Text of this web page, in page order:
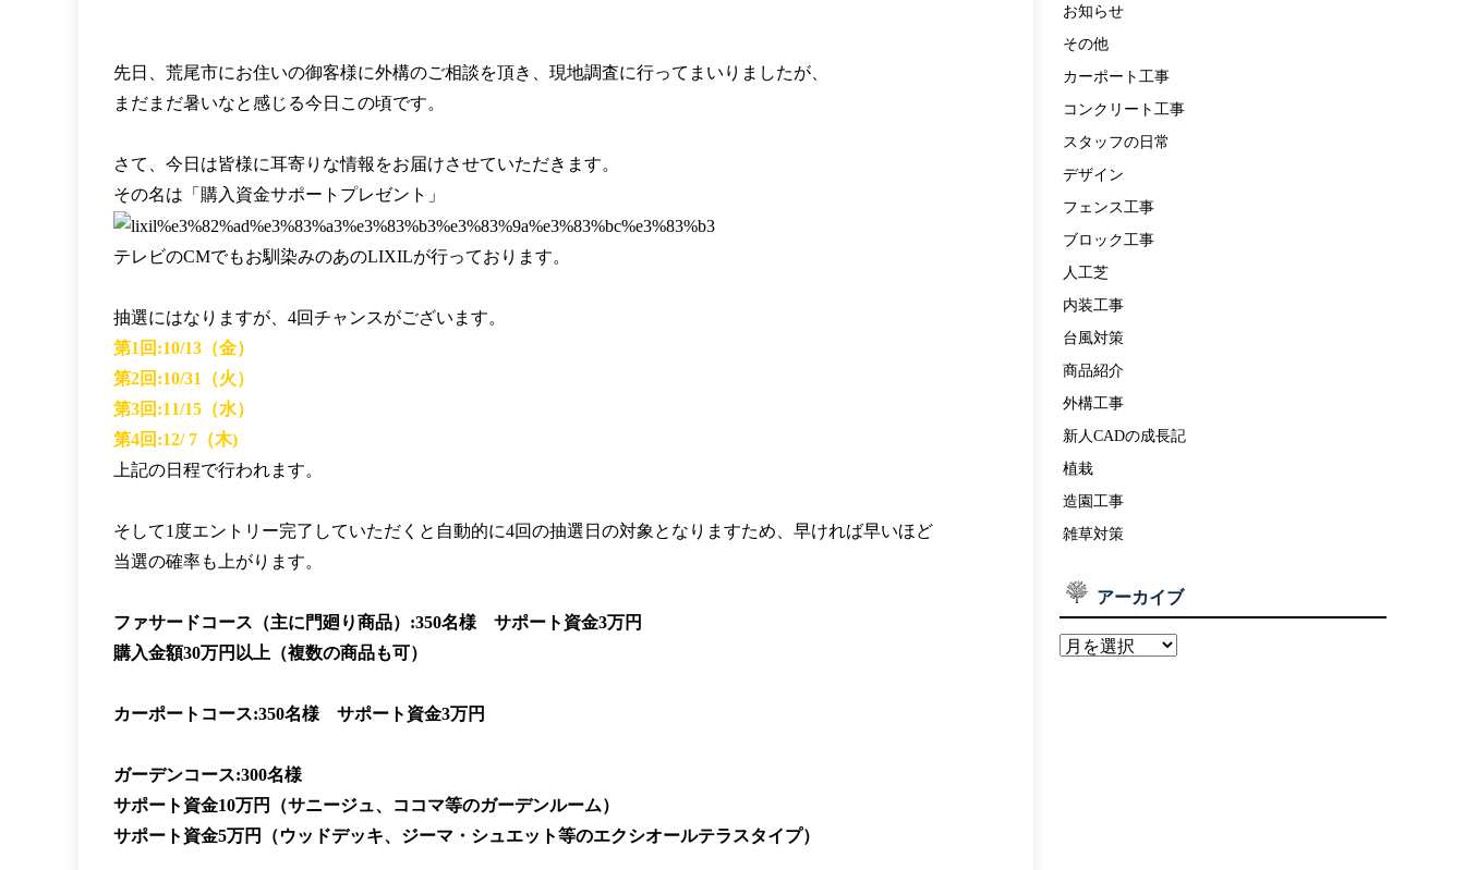
先日、荒尾市にお住いの御客様に外構のご相談を頂き、現地調査に行ってまいりましたが、
まだまだ暑いなと感じる今日この頃です。
さて、今日は皆様に耳寄りな情報をお届けさせていただきます。
その名は「購入資金サポートプレゼント」
テレビのCMでもお馴染みのあのLIXILが行っております。
抽選にはなりますが、4回チャンスがございます。
第1回:10/13（金）
第2回:10/31（火）
第3回:11/15（水）
第4回:12/ 7（木)
上記の日程で行われます。
そして1度エントリー完了していただくと自動的に4回の抽選日の対象となりますため、早ければ早いほど
当選の確率も上がります。
ファサードコース（主に門廻り商品）:350名様 サポート資金3万円
購入金額30万円以上（複数の商品も可）
カーポートコース:350名様 サポート資金3万円
ガーデンコース:300名様
サポート資金10万円（サニージュ、ココマ等のガーデンルーム）
サポート資金5万円（ウッドデッキ、ジーマ・シュエット等のエクシオールテラスタイプ）
お知らせ
その他
カーポート工事
コンクリート工事
スタッフの日常
デザイン
フェンス工事
ブロック工事
人工芝
内装工事
台風対策
商品紹介
外構工事
新人CADの成長記
植栽
造園工事
雑草対策
アーカイブ